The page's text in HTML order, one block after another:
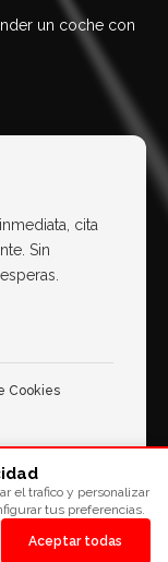
cita
Sin
Cookies
un coche con
el trafico y personalizar
tus preferencias.
Aceptar todas